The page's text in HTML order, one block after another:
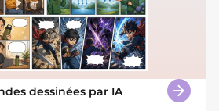
dessinées par IA